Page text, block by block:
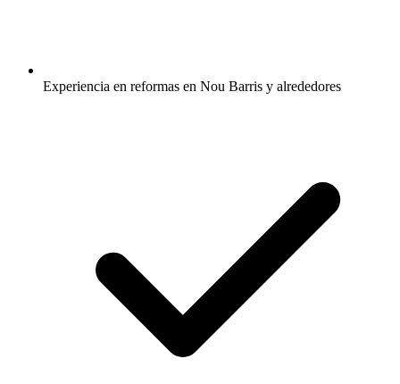
Experiencia en reformas en Nou Barris y alrededores